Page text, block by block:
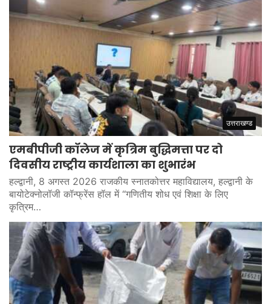
उत्तराखण्ड
एमबीपीजी कॉलेज में कृत्रिम बुद्धिमत्ता पर दो
दिवसीय राष्ट्रीय कार्यशाला का शुभारंभ
हल्द्वानी, 8 अगस्त 2026 राजकीय स्नातकोत्तर महाविद्यालय, हल्द्वानी के
बायोटेक्नोलॉजी कॉन्फ्रेंस हॉल में “गणितीय शोध एवं शिक्षा के लिए
कृत्रिम…